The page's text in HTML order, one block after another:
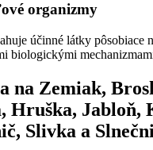
organizmy
účinné látky pôsobiace
biologickými
na Zemiak,
Hruška, Jabloň,
Slivka a